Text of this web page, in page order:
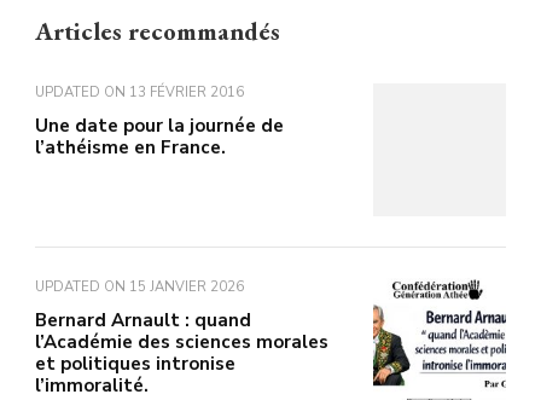
Articles recommandés
UPDATED ON 13 FÉVRIER 2016
Une date pour la journée de
l’athéisme en France.
UPDATED ON 15 JANVIER 2026
Bernard Arnault : quand
l’Académie des sciences morales
et politiques intronise
l’immoralité.